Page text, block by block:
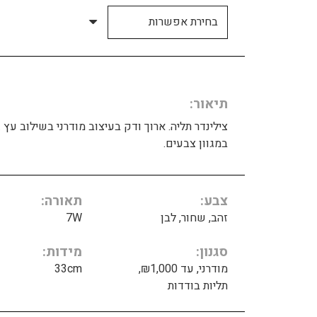
תיאור
צילינדר תליה. ארוך ודק בעיצוב מודרני בשילוב עץ
במגוון צבעים.
צבע
זהב, שחור, לבן
תאורה
7W
סגנון
מודרני, עד ₪1,000,
תליות בודדות
מידות
33cm